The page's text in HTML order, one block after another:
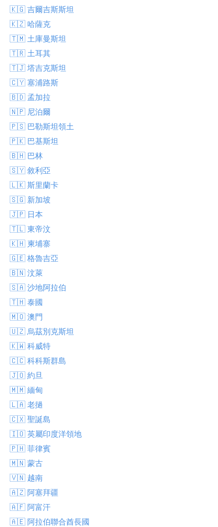
🇰🇬 吉爾吉斯斯坦
🇰🇿 哈薩克
🇹🇲 土庫曼斯坦
🇹🇷 土耳其
🇹🇯 塔吉克斯坦
🇨🇾 塞浦路斯
🇧🇩 孟加拉
🇳🇵 尼泊爾
🇵🇸 巴勒斯坦領土
🇵🇰 巴基斯坦
🇧🇭 巴林
🇸🇾 敘利亞
🇱🇰 斯里蘭卡
🇸🇬 新加坡
🇯🇵 日本
🇹🇱 東帝汶
🇰🇭 柬埔寨
🇬🇪 格魯吉亞
🇧🇳 汶萊
🇸🇦 沙地阿拉伯
🇹🇭 泰國
🇲🇴 澳門
🇺🇿 烏茲別克斯坦
🇰🇼 科威特
🇨🇨 科科斯群島
🇯🇴 約旦
🇲🇲 緬甸
🇱🇦 老撾
🇨🇽 聖誕島
🇮🇴 英屬印度洋領地
🇵🇭 菲律賓
🇲🇳 蒙古
🇻🇳 越南
🇦🇿 阿塞拜疆
🇦🇫 阿富汗
🇦🇪 阿拉伯聯合酋長國